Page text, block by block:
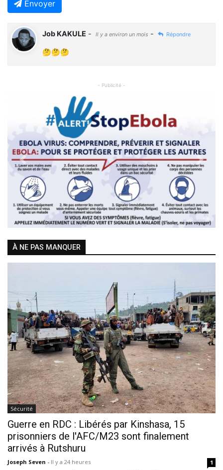
Envoyer
Job KAKULE - Il y a environ un mois - Répondre
🤔🤔🤔
- Publicité -
Previous Next
À NE PAS MANQUER
Sécurité
Guerre en RDC : Libérés par Kinshasa, 15
prisonniers de l'AFC/M23 sont finalement
arrivés à Rutshuru
Joseph Seven - Il y a 24 heures 1